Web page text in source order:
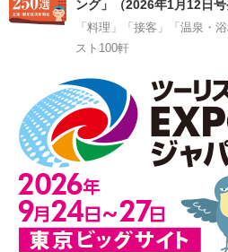
ング」（2026年1月12日号
「料理」「接客」「温泉・
スト100軒